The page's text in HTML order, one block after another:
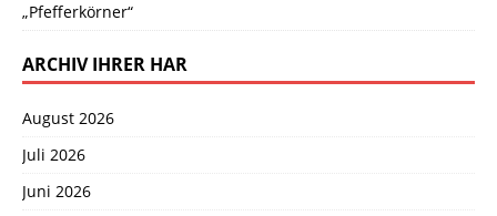
„Pfefferkörner“
ARCHIV IHRER HAR
August 2026
Juli 2026
Juni 2026